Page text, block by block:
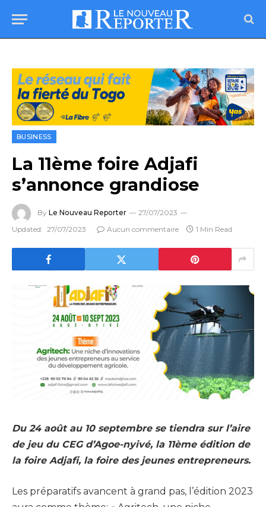
BUSINESS
La 11ème foire Adjafi
s’annonce grandiose
By Le Nouveau Reporter
27/07/2023
Updated: 27/07/2023 Aucun commentaire 1 Min Read
Du 24 août au 10 septembre se tiendra sur l’aire
de jeu du CEG d’Agoe-nyivé, la 11ème édition de
la foire Adjafi, la foire des jeunes entrepreneurs.
Les préparatifs avancent à grand pas, l’édition 2023